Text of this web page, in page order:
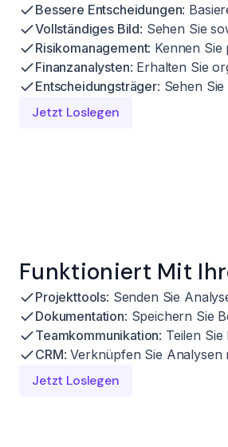
Bessere Entscheidungen:
Vollständiges Bild: Sehen Sie
Risikomanagement: Kennen Sie
Finanzanalysten: Erhalten Sie
Entscheidungsträger: Sehen
Jetzt Loslegen
Funktioniert Mit
Projekttools: Senden Sie
Dokumentation: Speichern Sie
Teamkommunikation: Teilen
CRM: Verknüpfen Sie
Jetzt Loslegen